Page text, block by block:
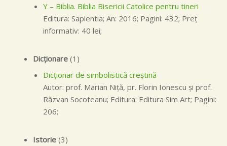
Y – Biblia. Biblia Bisericii Catolice pentru tineri
Editura: Sapientia; An: 2016; Pagini: 432; Preţ
informativ: 40 lei;
Dicţionare(1)
Dicţionar de simbolistică creştină
Autor: prof. Marian Niţă, pr. Florin Ionescu şi prof.
Răzvan Socoteanu; Editura: Editura Sim Art; Pagini:
206;
Istorie(3)